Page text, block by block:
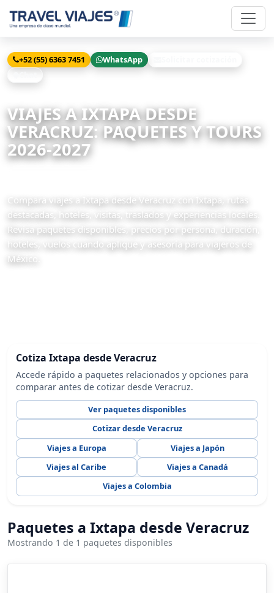
+52 (55) 6363 7451 WhatsApp
VIAJES A IXTAPA DESDE
VERACRUZ: PAQUETES Y TOURS
2026-2027
Compara viajes a Ixtapa desde Veracruz con Ixtapa, rutas
destacadas, hoteles, visitas, traslados y experiencias locales.
Revisa paquetes disponibles, precios por persona, duración,
hoteles, vuelos cuando aplique y asesoría para viajeros de
México.
Cotiza Ixtapa desde Veracruz
Accede rápido a paquetes relacionados y opciones para
comparar antes de cotizar desde Veracruz.
Ver paquetes disponibles
Cotizar desde Veracruz
Viajes a Europa
Viajes a Japón
Viajes al Caribe
Viajes a Canadá
Viajes a Colombia
Paquetes a Ixtapa desde Veracruz
Mostrando 1 de 1 paquetes disponibles